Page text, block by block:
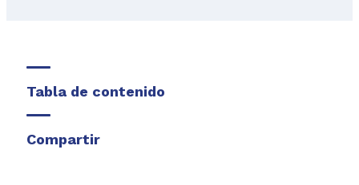
Tabla de contenido
Compartir